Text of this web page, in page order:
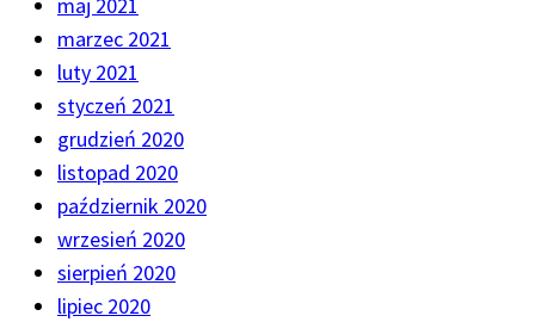
maj 2021
marzec 2021
luty 2021
styczeń 2021
grudzień 2020
listopad 2020
październik 2020
wrzesień 2020
sierpień 2020
lipiec 2020